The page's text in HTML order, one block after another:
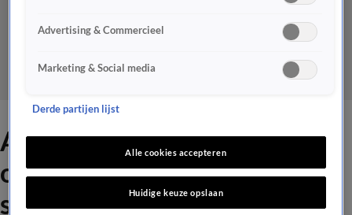
AS Roma-doelman Svilar
over blunder Karsdorp: 'Hij
speelde niet slecht'
Advertising & Commercieel
Marketing & Social media
Derde partijen lijst
Alle cookies accepteren
Huidige keuze opslaan